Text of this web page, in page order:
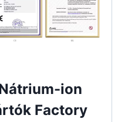
ion
Factory